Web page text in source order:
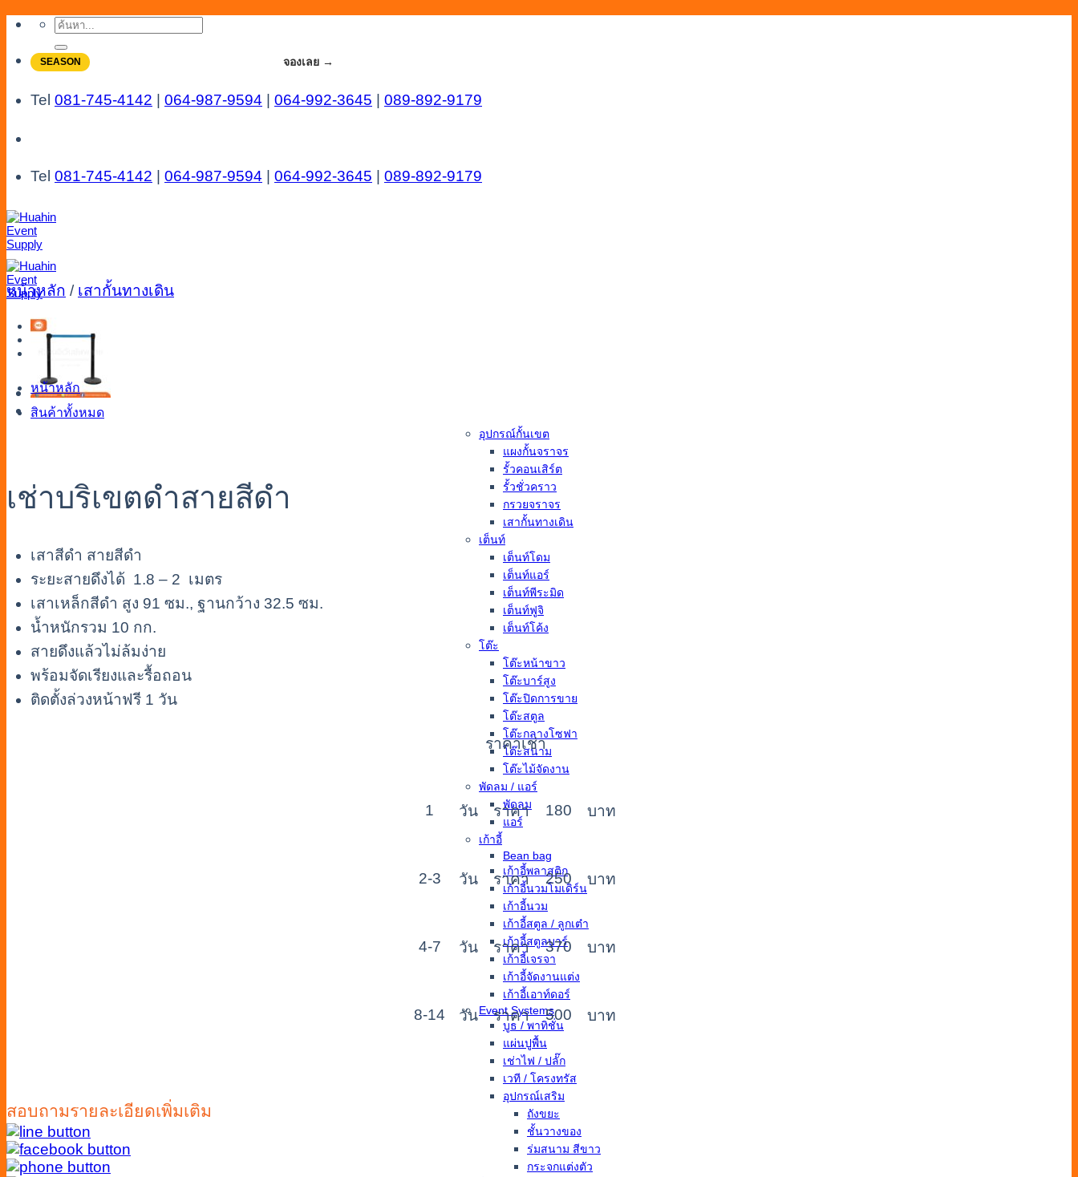
Skip
content
ค้นหา:
SEASON จองเลย →
Tel 081-745-4142 064-987-9594 064-992-3645 089-892-9179
Tel 081-745-4142 064-987-9594 064-992-3645 089-892-9179
Menu
Catalog
Line
หน้าหลัก
สินค้าทั้งหมด
อุปกรณ์กั้นเขต
แผงกั้นจราจร
รั้วคอนเสิร์ต
รั้วชั่วคราว
กรวยจราจร
เสากั้นทางเดิน
เต็นท์
เต็นท์โดม
เต็นท์แอร์
เต็นท์พีระมิด
เต็นท์ฟูจิ
เต็นท์โค้ง
โต๊ะ
โต๊ะหน้าขาว
โต๊ะบาร์สูง
โต๊ะปิดการขาย
โต๊ะสตูล
โต๊ะกลางโซฟา
โต๊ะสนาม
โต๊ะไม้จัดงาน
พัดลม / แอร์
พัดลม
แอร์
เก้าอี้
Bean bag
เก้าอี้พลาสติก
เก้าอี้นวมโมเดิร์น
เก้าอี้นวม
เก้าอี้สตูล / ลูกเต๋า
เก้าอี้สตูลบาร์
เก้าอี้เจรจา
เก้าอี้จัดงานแต่ง
เก้าอี้เอาท์ดอร์
Event Systems
บูธ / พาทิชั่น
แผ่นปูพื้น
เช่าไฟ / ปลั๊ก
เวที / โครงทรัส
อุปกรณ์เสริม
ถังขยะ
ชั้นวางของ
ร่มสนาม สีขาว
กระจกแต่งตัว
หน้าหลัก / เสากั้นทางเดิน
เช่าบริเขตดำสายสีดำ
เสาสีดำ สายสีดำ
ระยะสายดึงได้ 1.8 – 2 เมตร
เสาเหล็กสีดำ สูง 91 ซม., ฐานกว้าง 32.5 ซม.
น้ำหนักรวม 10 กก.
สายดึงแล้วไม่ล้มง่าย
พร้อมจัดเรียงและรื้อถอน
ติดตั้งล่วงหน้าฟรี 1 วัน
ราคาเช่า
1 วัน ราคา 180 บาท
2-3 วัน ราคา 250 บาท
4-7 วัน ราคา 370 บาท
8-14 วัน ราคา 500 บาท
สอบถามรายละเอียดเพิ่มเติม